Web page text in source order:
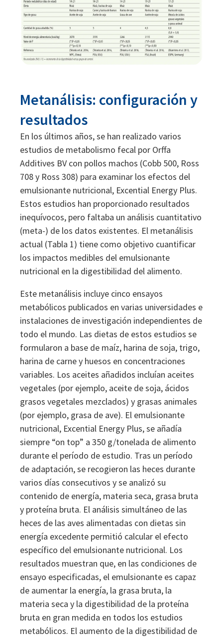
Metanálisis: configuración y
resultados
En los últimos años, se han realizado varios
estudios de metabolismo fecal por Orffa
Additives BV con pollos machos (Cobb 500, Ross
708 y Ross 308) para examinar los efectos del
emulsionante nutricional, Excential Energy Plus.
Estos estudios han proporcionado resultados
inequívocos, pero faltaba un análisis cuantitativo
(meta-) de los datos existentes. El metanálisis
actual (Tabla 1) tiene como objetivo cuantificar
los impactos medibles del emulsionante
nutricional en la digestibilidad del alimento.
Este metanálisis incluye cinco ensayos
metabólicos publicados en varias universidades e
instalaciones de investigación independientes de
todo el mundo. Las dietas de estos estudios se
formularon a base de maíz, harina de soja, trigo,
harina de carne y huesos en concentraciones
variables. Los aceites añadidos incluían aceites
vegetales (por ejemplo, aceite de soja, ácidos
grasos vegetales mezclados) y grasas animales
(por ejemplo, grasa de ave). El emulsionante
nutricional, Excential Energy Plus, se añadía
siempre “on top” a 350 g/tonelada de alimento
durante el período de estudio. Tras un período
de adaptación, se recogieron las heces durante
varios días consecutivos y se analizó su
contenido de energía, materia seca, grasa bruta
y proteína bruta. El análisis simultáneo de las
heces de las aves alimentadas con dietas sin
energía excedente permitió calcular el efecto
específico del emulsionante nutricional. Los
resultados muestran que, en las condiciones de
ensayo especificadas, el emulsionante es capaz
de aumentar la energía, la grasa bruta, la
materia seca y la digestibilidad de la proteína
bruta en gran medida en todos los estudios
metabólicos. El aumento de la digestibilidad de